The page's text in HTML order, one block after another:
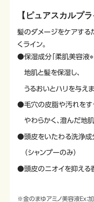
【ピュアスカルプ
髪のダメージをケアする
くライン。
●保湿成分「柔肌美容液
地肌と髪を保湿し、
うるおいとハリを与えま
●毛穴の皮脂や汚れをす
やわらかく、澄んだ地肌
●頭皮をいたわる洗浄成
（シャンプーのみ）
●頭皮のニオイを抑える
※金のまゆアミノ美容液Ex：